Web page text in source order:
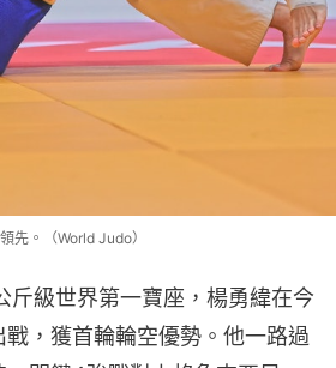
先。（World Judo）
斤級世界第一寶座，楊勇緯在今
，獲首輪輪空優勢。他一路過